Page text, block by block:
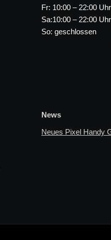
Fr: 10:00 – 22:00 Uhr
Sa:10:00 – 22:00 Uhr
So: geschlossen
News
Neues Pixel Handy